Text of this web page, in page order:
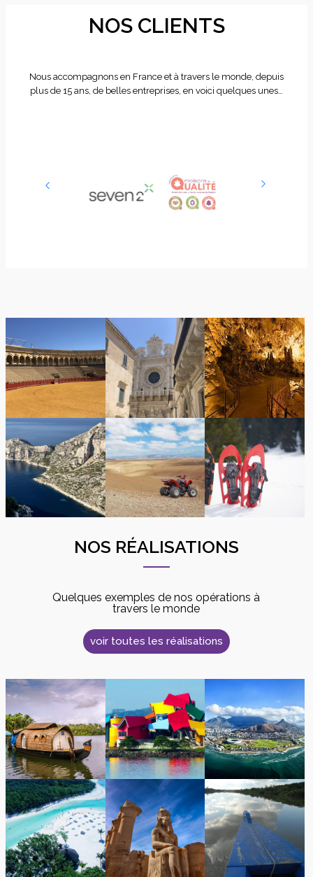
NOS CLIENTS
Nous accompagnons en France et à travers le monde, depuis
plus de 15 ans, de belles entreprises, en voici quelques unes…
NOS RÉALISATIONS
Quelques exemples de nos opérations à
travers le monde
voir toutes les réalisations